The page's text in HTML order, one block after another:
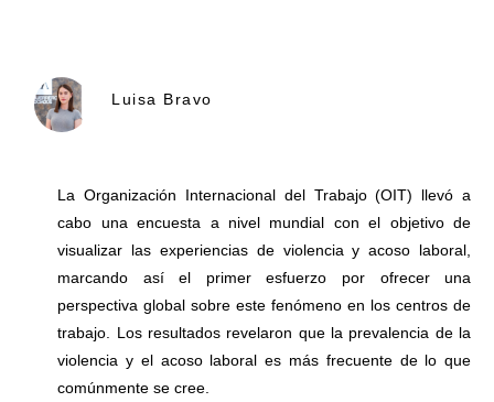
Luisa Bravo
La Organización Internacional del Trabajo (OIT) llevó a
cabo una encuesta a nivel mundial con el objetivo de
visualizar las experiencias de violencia y acoso laboral,
marcando así el primer esfuerzo por ofrecer una
perspectiva global sobre este fenómeno en los centros de
trabajo. Los resultados revelaron que la prevalencia de la
violencia y el acoso laboral es más frecuente de lo que
comúnmente se cree.